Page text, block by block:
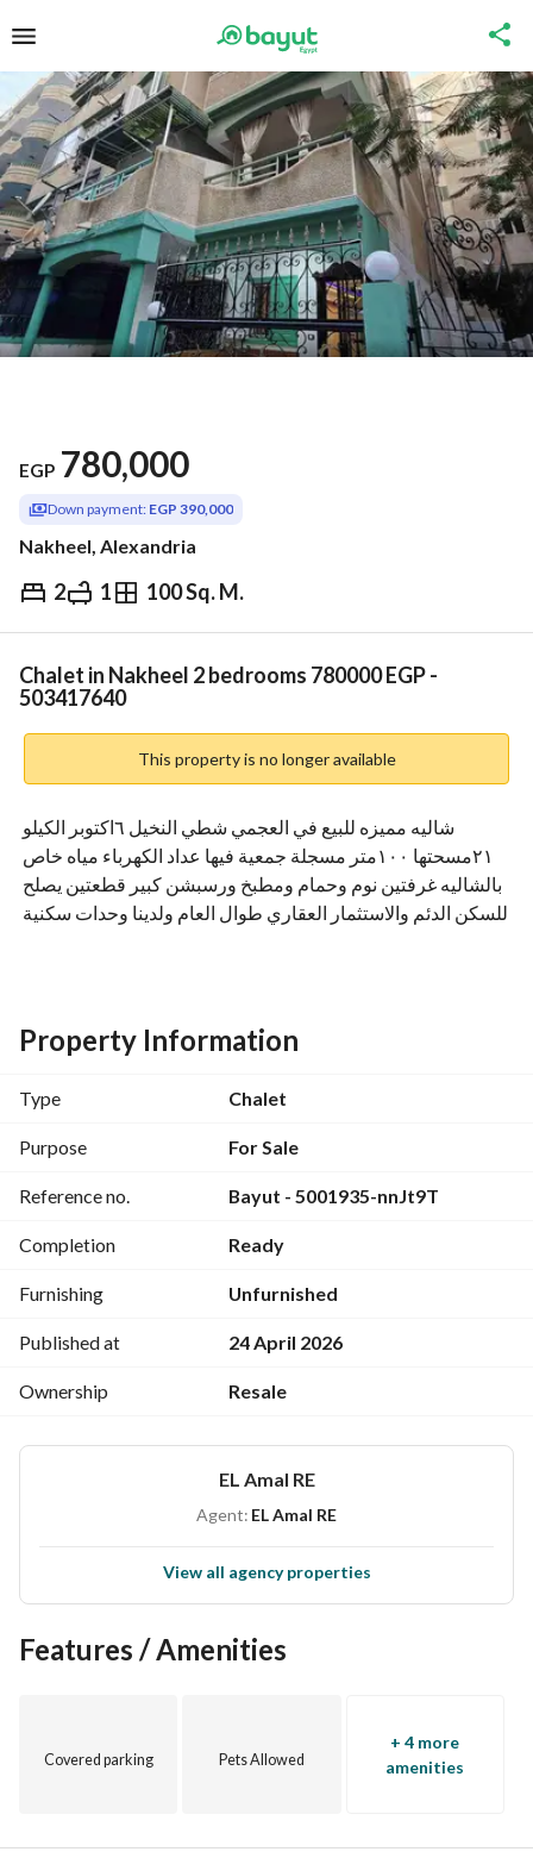
EGP 780,000
Down payment: EGP 390,000
Nakheel, Alexandria
2 1 100 Sq. M.
EGP 780,000
Overview Trends & Indices Mortgage
Chalet in Nakheel 2 bedrooms 780000 EGP -
503417640
This property is no longer available
Property Information
Type Chalet
Purpose For Sale
Reference no. Bayut - 5001935-nnJt9T
Completion Ready
Furnishing Unfurnished
Published at 24 April 2026
Ownership Resale
EL Amal RE
Agent: EL Amal RE
View all agency properties
Features / Amenities
Covered parking Pets Allowed
+ 4 more
amenities